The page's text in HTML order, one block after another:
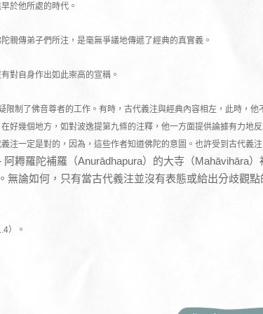
於他所處的時代。
親傳弟子們所注，是毫無爭議地傳遞了經典的真實義。
對自身作出如此崇高的宣稱。
制了佛音尊者的工作。有時，古代義注與經典內容相左，此時，他
好幾個地方，如對波逸提第九條的注釋，他一方面提供論據有力地
注一定是對的，因為，這些作者知道佛陀的意圖。也許受到古代義
耨羅陀補羅（Anurādhapura）的大寺（Mahāvihāra）
無論如何，只有當古代義注並沒有表態或給出分歧觀點
）。